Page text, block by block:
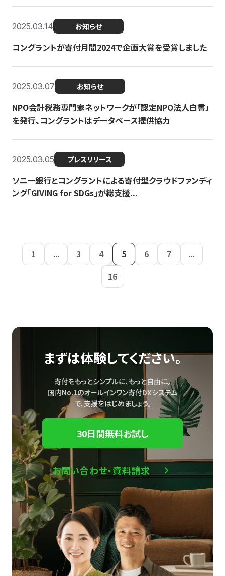
2025.03.14 お知らせ
コングラントが寄付月間2024で企画大賞を受賞しました
2025.03.07 お知らせ
NPO会計税務専門家ネットワークが「認定NPO法人白書」
を発行、コングラントはデータベース提供協力
2025.03.05 プレスリリース
ソニー銀行とコングラントによる寄付型クラウドファンディ
ング「GIVING for SDGs」が総支援...
1 ... 3 4 5 6 7
...
16
まずは体験してください。
寄付をもっとシンプルに、もっと自由に。
国内No.1のオールインワン寄付DXシステム
で、支援をはじめましょう。
30日間無料お試し
お問い合わせ・資料請求